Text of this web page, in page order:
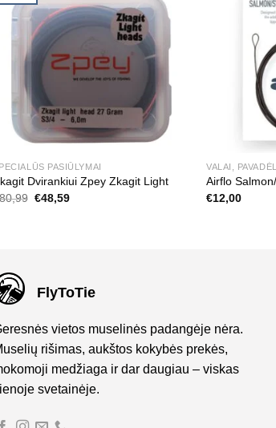
PASIŪLYMAI
Dvirankiui Zpey Zkagit Light
Original
€48,59Current
VALAI,
Airflo
€12,00
FlyToTie
vietos muselinės padangėje nėra.
rišimas, aukštos kokybės prekės,
medžiaga ir dar daugiau – viskas
svetainėje.